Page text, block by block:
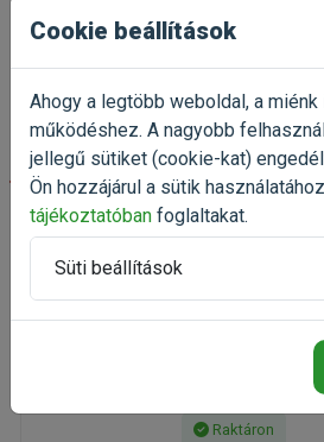
921 Ft
-20%
JBL Pro Clean
Egységár: 8 872 Ft
Raktáron
Cookie beállítások
Ahogy a legtöbb weboldal, a
működéshez. A nagyobb
jellegű sütiket (cookie-kat)
Ön hozzájárul a sütik
tájékoztatóban foglaltakat.
Süti beállítások